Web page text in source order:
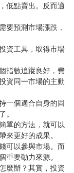
低點賣出。反而適
要預測市場漲跌，
資工具，取得市場
指數追蹤良好，費
資同一市場的主動
一個適合自身的固
。
單的方法，就可以
來更好的成果。
可以參與市場。而
重要動力來源。
麼辦？其實，投資